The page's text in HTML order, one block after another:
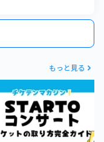
もっと見る